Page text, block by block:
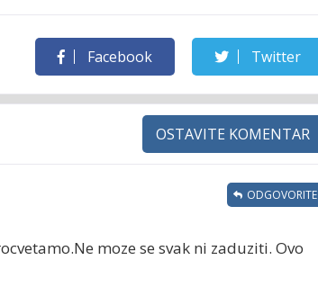
Facebook Twitter
OSTAVITE KOMENTAR
moze se svak ni zaduziti. Ovo
ODGOVORITE